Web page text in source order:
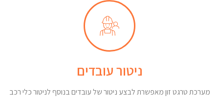
ניטור עובדים
מערכת טרגט זון מאפשרת לבצע ניטור של עובדים בנוסף לניטור כלי רכב